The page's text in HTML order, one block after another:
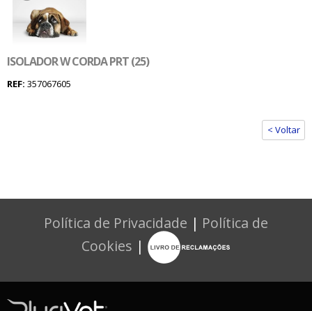
ISOLADOR W CORDA PRT (25)
REF: 357067605
< Voltar
Política de Privacidade | Política de
Cookies |